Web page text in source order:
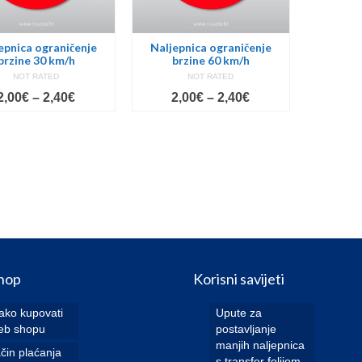
ograničenje
30 km/h
NOT RATED
€ – 2,40€Price
Naljepnica ograničenje
brzine 60 km/h
NOT RATED
2,00€ – 2,40€Price
kupovati
shopu
plaćanja
Korisni savijeti
Upute za
postavljanje
manjih naljepnica